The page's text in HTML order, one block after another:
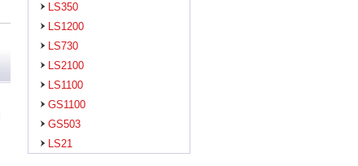
LS350
LS1200
LS730
LS2100
LS1100
GS1100
GS503
LS21